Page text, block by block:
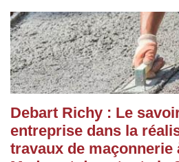
Debart Richy : Le
entreprise dans la
travaux de maçonnerie